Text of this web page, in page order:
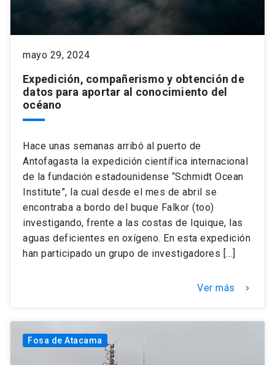
Académicos
Secretaría Académica
Dirección Investigación
Institutos y Centros
Redes Internacionales
Estudiantes
Postgrado
Contacto
mayo 29, 2024
Expedición, compañerismo y obtención de
datos para aportar al conocimiento del
océano
Hace unas semanas arribó al puerto de
Antofagasta la expedición científica internacional
de la fundación estadounidense “Schmidt Ocean
Institute”, la cual desde el mes de abril se
encontraba a bordo del buque Falkor (too)
investigando, frente a las costas de Iquique, las
aguas deficientes en oxígeno. En esta expedición
han participado un grupo de investigadores […]
Ver más keyboard_arrow_right
Fosa de Atacama